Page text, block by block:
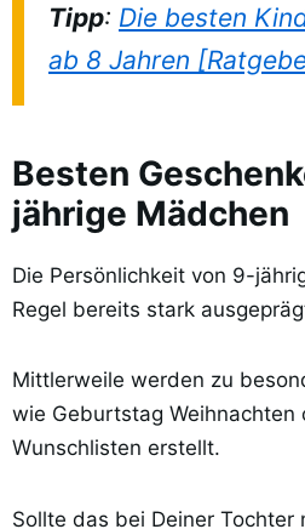
Tipp: Die besten
ab 8 Jahren
Besten
jährige Mädchen
Die Persönlichkeit von 9-
Regel bereits stark
Mittlerweile werden zu
wie Geburtstag Weihnachten
Wunschlisten erstellt.
Sollte das bei Deiner Tochter